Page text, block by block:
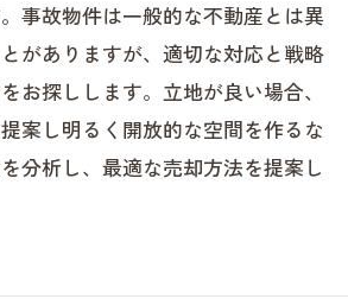
事故物件は一般的な不動産とは異
がありますが、適切な対応と戦略
お探しします。立地が良い場合、
案し明るく開放的な空間を作るな
分析し、最適な売却方法を提案し